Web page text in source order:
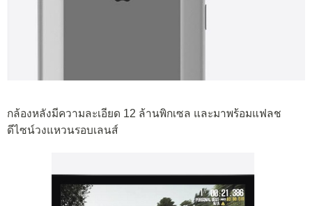
กล้องหลังมีความละเอียด 12 ล้านพิกเซล และมาพร้อมแฟลช
ดีไซน์วงแหวนรอบเลนส์